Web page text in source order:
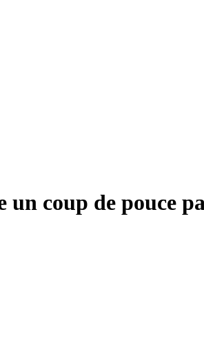
coup de pouce